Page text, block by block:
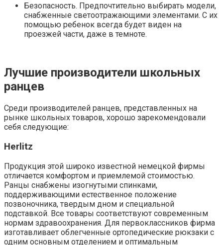
Безопасность. Предпочтительно выбирать модели,
снабженные светоотражающими элементами. С их
помощью ребенок всегда будет виден на
проезжей части, даже в темноте.
Лучшие производители школьных
ранцев
Среди производителей ранцев, представленных на
рынке школьных товаров, хорошо зарекомендовали
себя следующие:
Herlitz
Продукция этой широко известной немецкой фирмы
отличается комфортом и приемлемой стоимостью.
Ранцы снабжены изогнутыми спинками,
поддерживающими естественное положение
позвоночника, твердым дном и специальной
подставкой. Все товары соответствуют современным
нормам здравоохранения. Для первоклассников фирма
изготавливает облегченные ортопедические рюкзаки с
одним основным отделением и оптимальным